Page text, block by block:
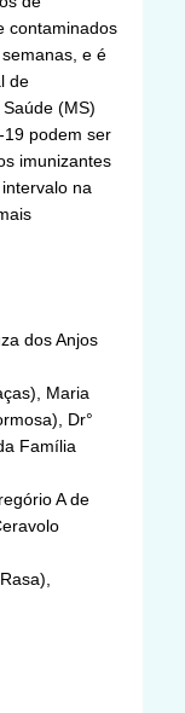
contaminados
e é
de
(MS)
19 podem ser
imunizantes
na
dos Anjos
Maria
Dr°
Família
A de